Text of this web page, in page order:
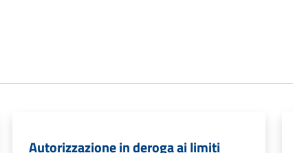
Autorizzazione in deroga ai limiti